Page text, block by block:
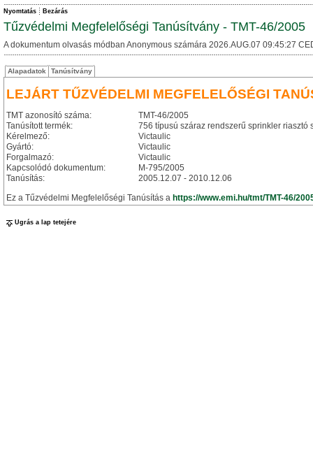
Nyomtatás Bezárás
Tűzvédelmi Megfelelőségi Tanúsítvány - TMT-46/2005
A dokumentum olvasás módban Anonymous számára 2026.AUG.07 09:45:27
Alapadatok Tanúsítvány
LEJÁRT TŰZVÉDELMI MEGFELELŐSÉGI
TMT azonosító száma:
TMT-46/2005
Tanúsított termék:
756 típusú száraz rendszerű sprinkler riasztó
Kérelmező:
Victaulic
Gyártó:
Victaulic
Forgalmazó:
Victaulic
Kapcsolódó dokumentum:
M-795/2005
Tanúsítás:
2005.12.07 - 2010.12.06
Ez a Tűzvédelmi Megfelelőségi Tanúsítás a https://www.emi.hu/tmt/TMT-46/
Ugrás a lap tetejére